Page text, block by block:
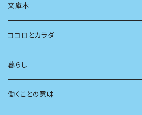
言語
批評
アンソロジー
自伝・伝記
写真
その他
インテリア
ファッション
マンガ
テレビ
ラジオ
マガジン
本の本
読書
小さいお子さん向け
自分で読めるようになったら
大人も楽しい絵本
海外絵本
文庫本
男性作家
女性作家
その他
ココロとカラダ
フェミニズム
カウンセリング
暮らし
料理
働くことの意味